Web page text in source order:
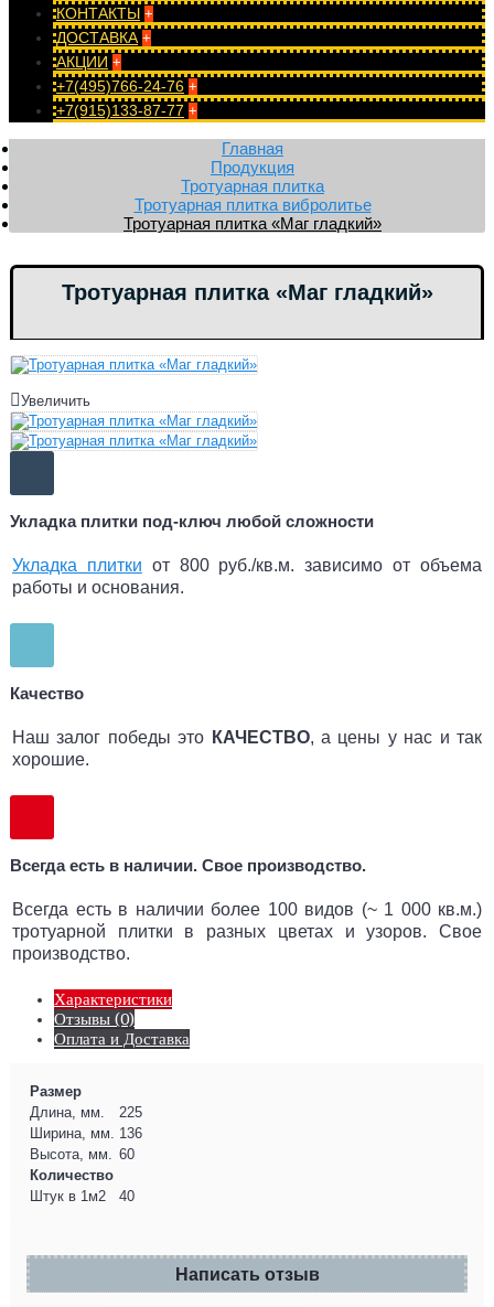
КОНТАКТЫ +
ДОСТАВКА +
АКЦИИ +
+7(495)766-24-76 +
+7(915)133-87-77 +
Главная
Продукция
Тротуарная плитка
Тротуарная плитка вибролитье
Тротуарная плитка «Маг гладкий»
Тротуарная плитка «Маг гладкий»
Увеличить
Укладка плитки под-ключ любой сложности
Укладка плитки от 800 руб./кв.м. зависимо от объема
работы и основания.
Качество
Наш залог победы это КАЧЕСТВО, а цены у нас и так
хорошие.
Всегда есть в наличии. Свое производство.
Всегда есть в наличии более 100 видов (~ 1 000 кв.м.)
тротуарной плитки в разных цветах и узоров. Свое
производство.
Характеристики
Отзывы (0)
Оплата и Доставка
Размер
Длина, мм.
225
Ширина, мм.
136
Высота, мм.
60
Количество
Штук в 1м2
40
Написать отзыв